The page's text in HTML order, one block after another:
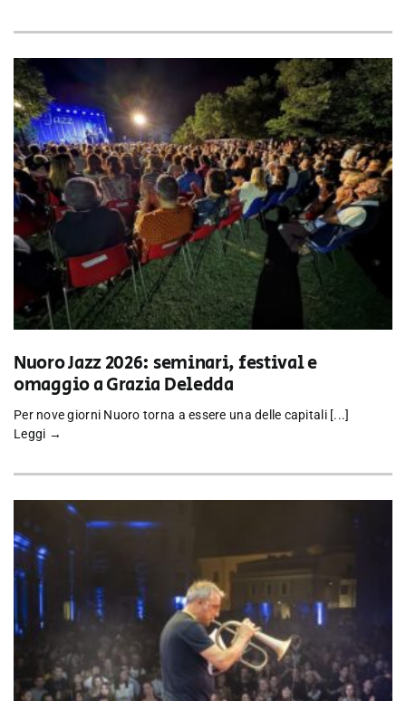
Nuoro Jazz 2026: seminari, festival e
omaggio a Grazia Deledda
Per nove giorni Nuoro torna a essere una delle capitali [...]
Leggi →